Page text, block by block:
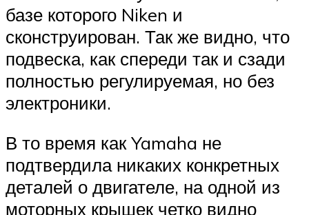
базе которого Niken и
сконструирован. Так же видно, что
подвеска, как спереди так и сзади
полностью регулируемая, но без
электроники.
В то время как Yamaha не
подтвердила никаких конкретных
деталей о двигателе, на одной из
моторных крышек четко видно